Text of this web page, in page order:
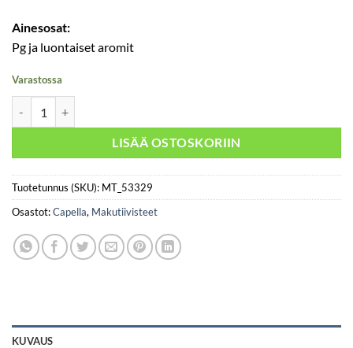
Ainesosat:
Pg ja luontaiset aromit
Varastossa
LISÄÄ OSTOSKORIIN
Tuotetunnus (SKU): MT_53329
Osastot:Capella, Makutiivisteet
KUVAUS